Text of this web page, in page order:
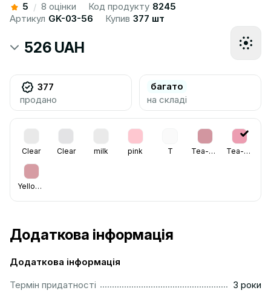
5 / 8 оцінки Код продукту 8245
Артикул GK-03-56 Купив 377 шт
526 UAH
377
продано
багато
на складі
Clear Clear milk pink T Tea-Rose Tea-Rose
Yellowish
Додаткова інформація
Додаткова інформація
Термін придатності
3 роки